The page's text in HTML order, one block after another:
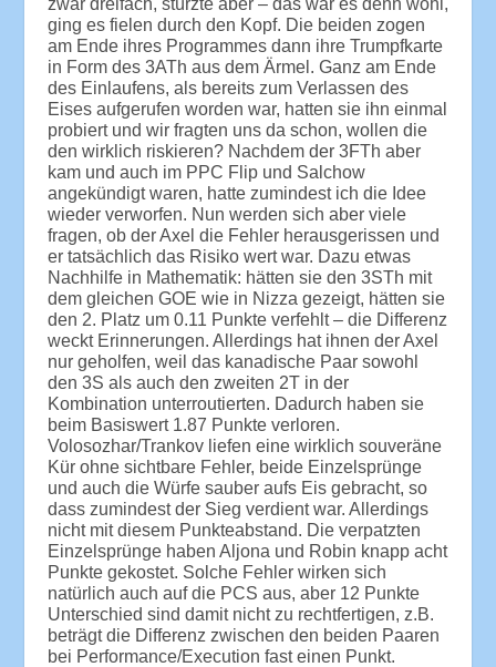
ging es fielen durch den Kopf. Die beiden zogen
am Ende ihres Programmes dann ihre Trumpfkarte
in Form des 3ATh aus dem Ärmel. Ganz am Ende
des Einlaufens, als bereits zum Verlassen des
Eises aufgerufen worden war, hatten sie ihn einmal
probiert und wir fragten uns da schon, wollen die
den wirklich riskieren? Nachdem der 3FTh aber
kam und auch im PPC Flip und Salchow
angekündigt waren, hatte zumindest ich die Idee
wieder verworfen. Nun werden sich aber viele
fragen, ob der Axel die Fehler herausgerissen und
er tatsächlich das Risiko wert war. Dazu etwas
Nachhilfe in Mathematik: hätten sie den 3STh mit
dem gleichen GOE wie in Nizza gezeigt, hätten sie
den 2. Platz um 0.11 Punkte verfehlt – die Differenz
weckt Erinnerungen. Allerdings hat ihnen der Axel
nur geholfen, weil das kanadische Paar sowohl
den 3S als auch den zweiten 2T in der
Kombination unterroutierten. Dadurch haben sie
beim Basiswert 1.87 Punkte verloren.
Volosozhar/Trankov liefen eine wirklich souveräne
Kür ohne sichtbare Fehler, beide Einzelsprünge
und auch die Würfe sauber aufs Eis gebracht, so
dass zumindest der Sieg verdient war. Allerdings
nicht mit diesem Punkteabstand. Die verpatzten
Einzelsprünge haben Aljona und Robin knapp acht
Punkte gekostet. Solche Fehler wirken sich
natürlich auch auf die PCS aus, aber 12 Punkte
Unterschied sind damit nicht zu rechtfertigen, z.B.
beträgt die Differenz zwischen den beiden Paaren
bei Performance/Execution fast einen Punkt.